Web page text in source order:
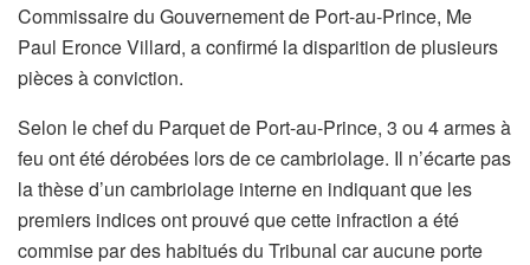
Commissaire du Gouvernement de Port-au-Prince, Me
Paul Eronce Villard, a confirmé la disparition de plusieurs
pièces à conviction.
Selon le chef du Parquet de Port-au-Prince, 3 ou 4 armes à
feu ont été dérobées lors de ce cambriolage. Il n’écarte pas
la thèse d’un cambriolage interne en indiquant que les
premiers indices ont prouvé que cette infraction a été
commise par des habitués du Tribunal car aucune porte